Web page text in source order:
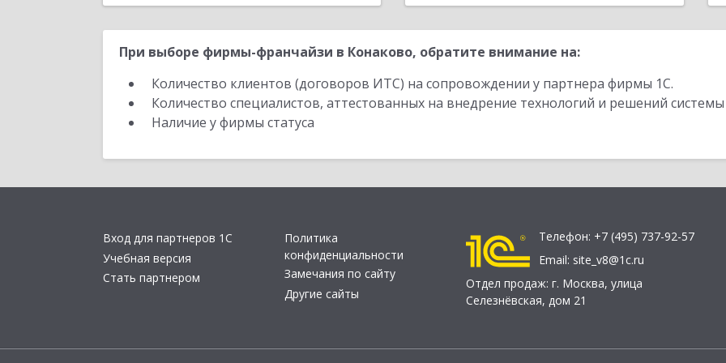
При выборе фирмы-франчайзи в Конаково, обратите внимание на:
Количество клиентов (договоров ИТС) на сопровождении у партнера фирмы 1С.
Количество специалистов, аттестованных на внедрение технологий и решений
Наличие у фирмы статуса
Вход для партнеров 1С
Учебная версия
Стать партнером
Политика
конфиденциальности
Замечания по сайту
Другие сайты
Телефон: +7 (495) 737-92-57
Email: site_v8@1c.ru
Отдел продаж: г. Москва, улица
Селезнёвская, дом 21